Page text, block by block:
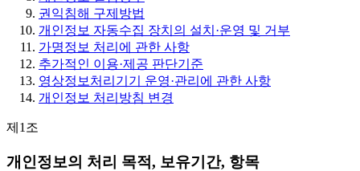
권익침해 구제방법
개인정보 자동수집 장치의 설치·운영 및 거부
가명정보 처리에 관한 사항
추가적인 이용·제공 판단기준
영상정보처리기기 운영·관리에 관한 사항
개인정보 처리방침 변경
제1조
개인정보의 처리 목적, 보유기간, 항목